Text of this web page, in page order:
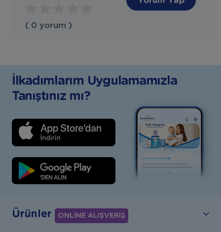
( 0 yorum )
İlkadımlarım Uygulamamızla
Tanıştınız mı?
Ürünler ONLİNE ALIŞVERİŞ